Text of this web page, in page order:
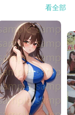
看全部